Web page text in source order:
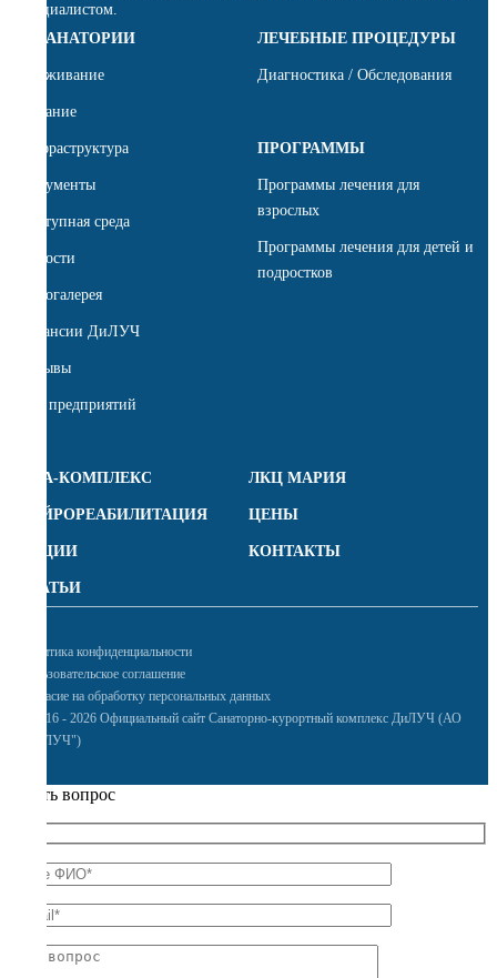
специалистом.
О САНАТОРИИ
Проживание
Питание
Инфраструктура
Документы
Доступная среда
Новости
Фотогалерея
Вакансии ДиЛУЧ
Отзывы
Для предприятий
ЛЕЧЕБНЫЕ ПРОЦЕДУРЫ
Диагностика / Обследования
ПРОГРАММЫ
Программы лечения для
взрослых
Программы лечения для детей и
подростков
СПА-КОМПЛЕКС ЛКЦ МАРИЯ
НЕЙРОРЕАБИЛИТАЦИЯ ЦЕНЫ
АКЦИИ КОНТАКТЫ
СТАТЬИ
Политика конфиденциальности
Пользовательское соглашение
Согласие на обработку персональных данных
© 2016 - 2026 Официальный сайт Санаторно-курортный комплекс ДиЛУЧ (АО
"ДИЛУЧ")
Задать вопрос